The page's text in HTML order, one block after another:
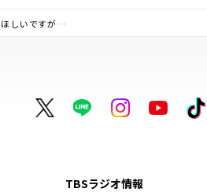
ほしいですが…
TBSラジオ情報